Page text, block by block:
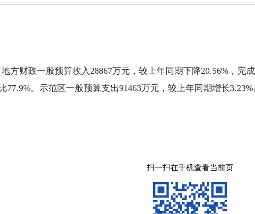
方财政一般预算收入28867万元，较上年同期下降20.56%，完
77.9%。示范区一般预算支出91463万元，较上年同期增长3.23%
扫一扫在手机查看当前页